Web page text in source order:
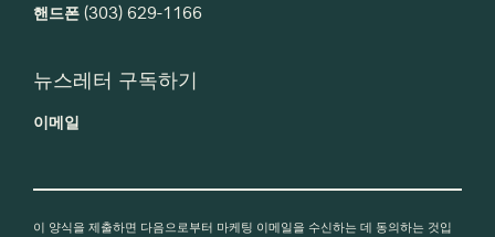
핸드폰 (303) 629-1166
뉴스레터 구독하기
이메일
이 양식을 제출하면 다음으로부터 마케팅 이메일을 수신하는 데 동의하는 것입